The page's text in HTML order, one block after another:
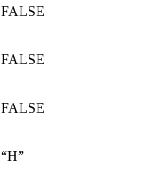
FALSE
FALSE
FALSE
“H”